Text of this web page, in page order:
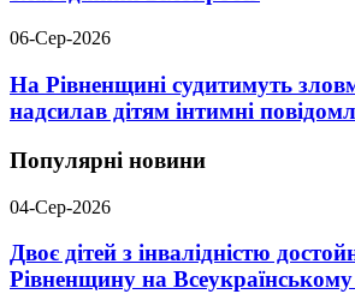
06-Сер-2026
На Рівненщині судитимуть
надсилав дітям інтимні
Популярні новини
04-Сер-2026
Двоє дітей з інвалідністю
Рівненщину на Всеукраїнському